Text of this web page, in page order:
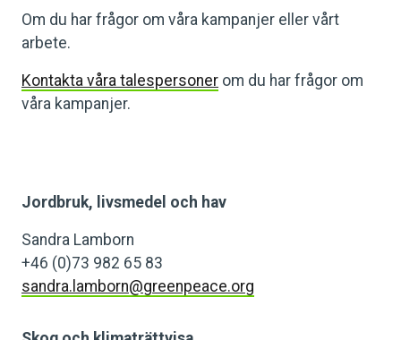
Om du har frågor om våra kampanjer eller vårt
arbete.
Kontakta våra talespersoner om du har frågor om
våra kampanjer.
Jordbruk, livsmedel och hav
Sandra Lamborn
+46 (0)73 982 65 83
sandra.lamborn@greenpeace.org